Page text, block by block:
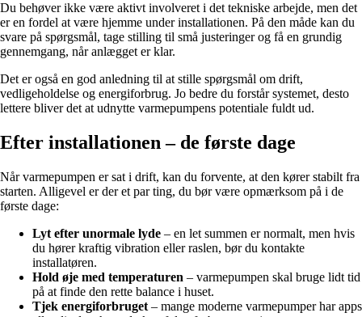
Du behøver ikke være aktivt involveret i det tekniske arbejde, men det
er en fordel at være hjemme under installationen. På den måde kan du
svare på spørgsmål, tage stilling til små justeringer og få en grundig
gennemgang, når anlægget er klar.
Det er også en god anledning til at stille spørgsmål om drift,
vedligeholdelse og energiforbrug. Jo bedre du forstår systemet, desto
lettere bliver det at udnytte varmepumpens potentiale fuldt ud.
Efter installationen – de første dage
Når varmepumpen er sat i drift, kan du forvente, at den kører stabilt fra
starten. Alligevel er der et par ting, du bør være opmærksom på i de
første dage:
Lyt efter unormale lyde – en let summen er normalt, men hvis
du hører kraftig vibration eller raslen, bør du kontakte
installatøren.
Hold øje med temperaturen – varmepumpen skal bruge lidt tid
på at finde den rette balance i huset.
Tjek energiforbruget – mange moderne varmepumper har apps